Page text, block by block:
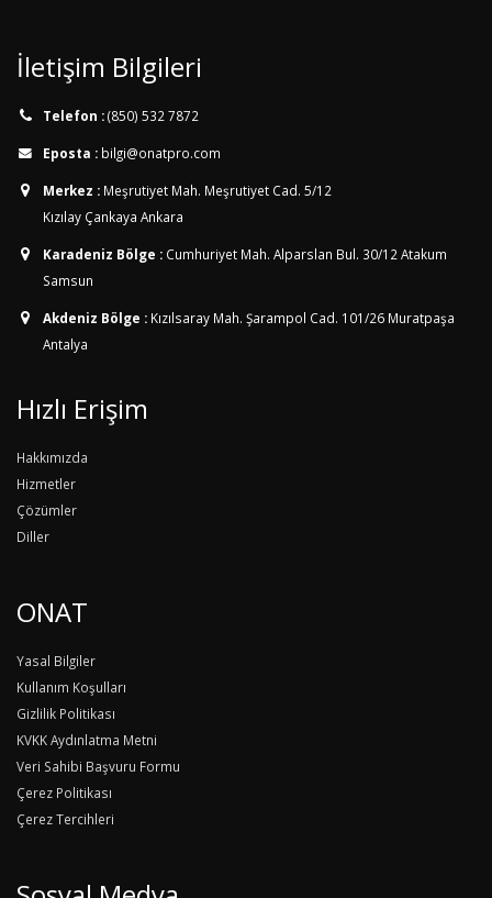
İletişim Bilgileri
Telefon :(850) 532 7872
Eposta : bilgi@onatpro.com
Merkez : Meşrutiyet Mah. Meşrutiyet Cad. 5/12
Kızılay Çankaya Ankara
Karadeniz Bölge : Cumhuriyet Mah. Alparslan Bul. 30/12 Atakum
Samsun
Akdeniz Bölge : Kızılsaray Mah. Şarampol Cad. 101/26 Muratpaşa
Antalya
Hızlı Erişim
Hakkımızda
Hizmetler
Çözümler
Diller
ONAT
Yasal Bilgiler
Kullanım Koşulları
Gizlilik Politikası
KVKK Aydınlatma Metni
Veri Sahibi Başvuru Formu
Çerez Politikası
Çerez Tercihleri